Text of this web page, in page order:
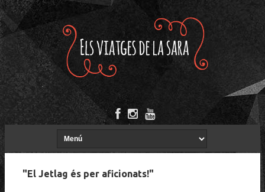
"El Jetlag és per aficionats!"